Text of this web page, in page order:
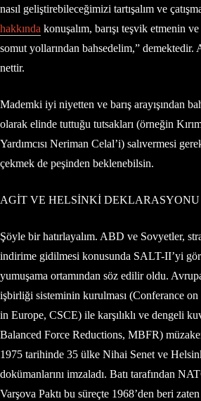
nasıl geliştirebileceğimizi tartışalım ve
hakkında konuşalım, barışı teşvik etmenin
somut yollarından bahsedelim,” demektedir.
nettir.
Mademki iyi niyetten ve barış arayışından
olarak elinde tuttuğu tutsakları (örneğin
Yardımcısı Neriman Celal’i) salıvermesi
çekmek de peşinden beklenebilsin.
AGİT VE HELSİNKİ DEKLARASYONU
Şöyle bir hatırlayalım. ABD ve Sovyetler,
indirime gidilmesi konusunda SALT-II’yi
yumuşama ortamından söz edilir oldu.
işbirliği sisteminin kurulması (Conferance
in Europe, CSCE) ile karşılıklı ve dengeli
Balanced Force Reductions, MBFR)
1975 tarihinde 35 ülke Nihai Senet ve
dokümanlarını imzaladı. Batı tarafından
Varşova Paktı bu süreçte 1968’den beri